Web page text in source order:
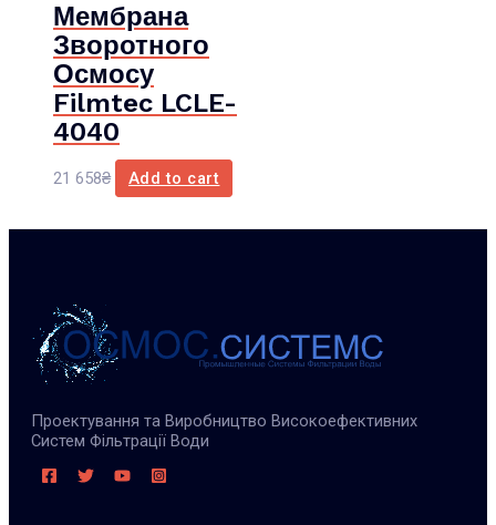
Мембрана
Зворотного
Осмосу
Filmtec LCLE-
4040
21 658₴ Add to cart
Проектування та Виробництво Високоефективних
Систем Фільтрації Води